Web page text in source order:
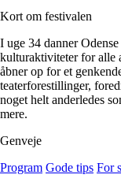
Kort om festivalen
I uge 34 danner
kulturaktiviteter for alle
åbner op for et
teaterforestillinger,
noget helt anderledes
mere.
Genveje
Program Gode tips For